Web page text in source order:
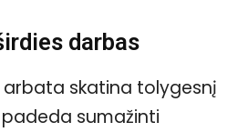
darbas
arbata skatina tolygesnį
sumažinti